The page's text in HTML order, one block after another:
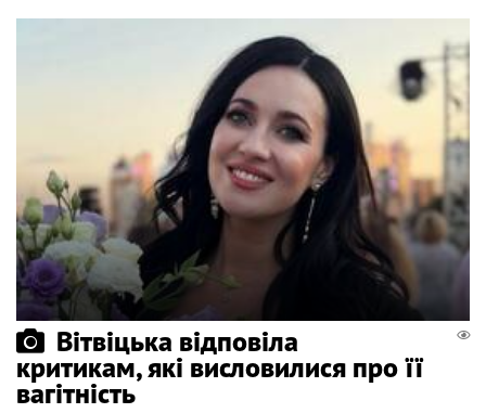
Вітвіцька відповіла
критикам, які висловилися про її
вагітність